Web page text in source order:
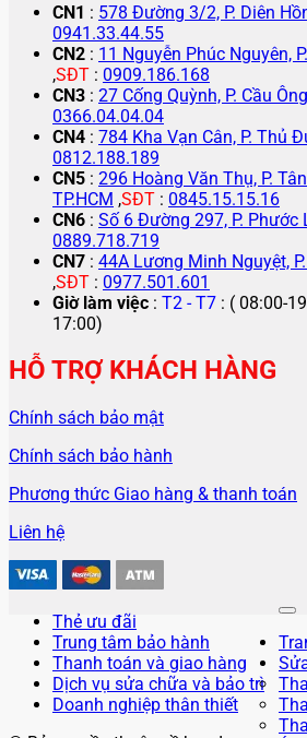
CN1 : 578 Đường 3/2, P. Diên
0941.33.44.55
CN2 : 11 Nguyễn Phúc Nguyên,
,SĐT : 0909.186.168
CN3 : 27 Cống Quỳnh, P. Cầu
0366.04.04.04
CN4 : 784 Kha Vạn Cân, P. Thủ
0812.188.189
CN5 : 296 Hoàng Văn Thụ, P.
TP.HCM ,SĐT : 0845.15.15.16
CN6 : Số 6 Đường 297, P. Phước
0889.718.719
CN7 : 44A Lương Minh Nguyệt,
,SĐT : 0977.501.601
Giờ làm việc : T2 - T7 : ( 08:00-
17:00)
HỖ TRỢ KHÁCH HÀNG
Chính sách bảo mật
Chính sách bảo hành
Phương thức Giao hàng & thanh toán
Liên hệ
Thẻ ưu đãi
Trung tâm bảo hành
Thanh toán và giao hàng
Dịch vụ sửa chữa và bảo trì
Doanh nghiệp thân thiết